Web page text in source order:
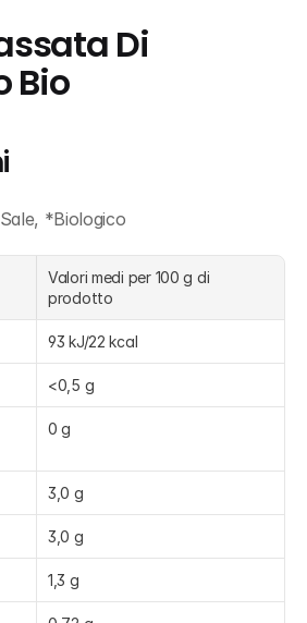
Di
Bio
*Biologico
Valori medi per 100 g di
prodotto
93 kJ/22 kcal
<0,5 g
0 g
3,0 g
3,0 g
1,3 g